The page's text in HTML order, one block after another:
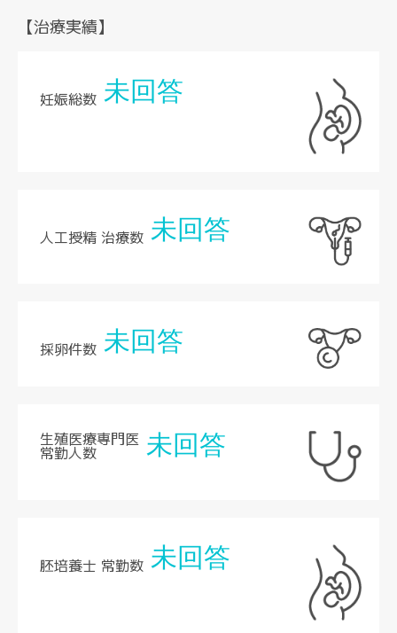
【治療実績】
妊娠総数 未回答
人工授精 治療数 未回答
採卵件数 未回答
生殖医療専門医
常勤人数 未回答
胚培養士 常勤数 未回答